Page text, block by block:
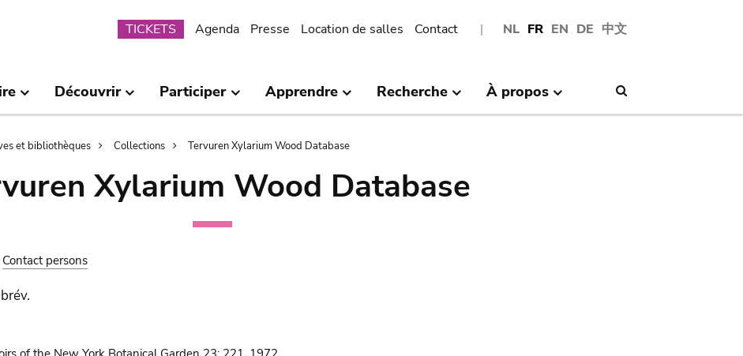
NL FR EN DE 中文
Submenu
TICKETS Agenda Presse Location de salles Contact
Découvrir Participer Apprendre Recherche À propos
et bibliothèques Collections Tervuren Xylarium Wood Database
Xylarium Wood Database
Contact persons